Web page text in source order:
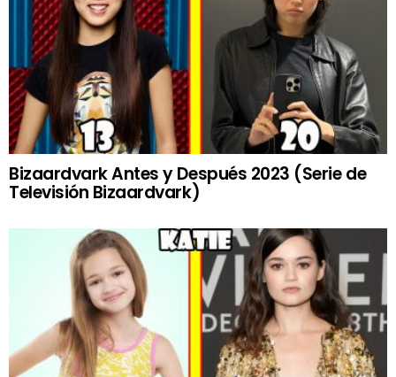
Bizaardvark Antes y Después 2023 (Serie de
Televisión Bizaardvark)